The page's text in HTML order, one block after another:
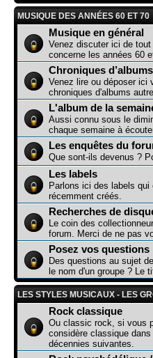
MUSIQUE DES ANNÉES 60 ET 70
Musique en général
Venez discuter ici de
concerne les années 60
Chroniques
Venez lire ou déposer ici
chroniques d'albums
L'album de la
Aussi connu sous le
chaque semaine à
Les enquêtes du
Que sont-ils devenus ?
Les labels
Parlons ici des labels
récemment créés.
Recherches de
Le coin des
forum. Merci de ne pas
Posez vos questions
Des questions au sujet
le nom d'un groupe ? Le
LES STYLES MUSICAUX - LES
Rock classique
Ou classic rock, si vous
considère classique
décennies suivantes.